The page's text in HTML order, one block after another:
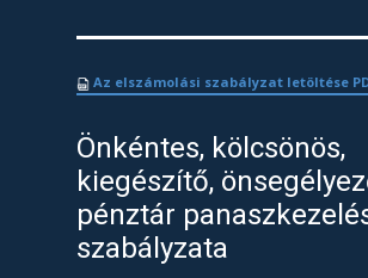
​Az elszámolási szabályzat letöltése
Önkéntes, kölcsönös,
kiegészítő,
pénztár
szabályzata